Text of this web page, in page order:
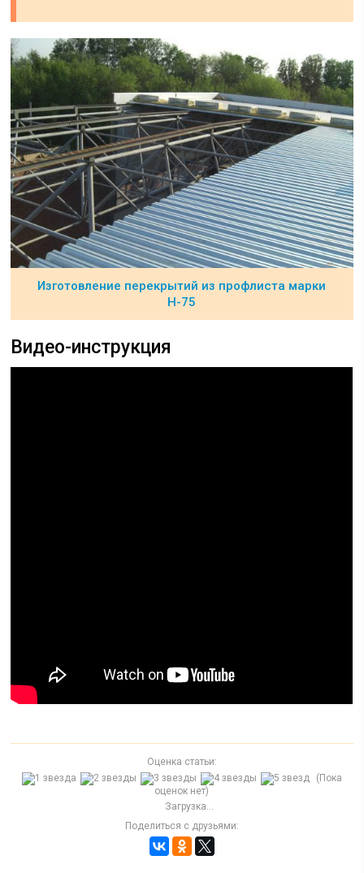
Изготовление перекрытий из профлиста марки
Н-75
Видео-инструкция
Оценка статьи:
(Пока
оценок нет)
Загрузка...
Поделиться с друзьями: